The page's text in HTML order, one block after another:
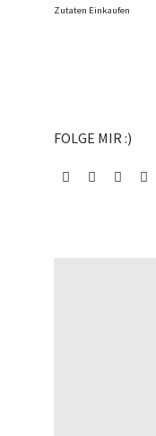
Zutaten Einkaufen
FOLGE MIR :)